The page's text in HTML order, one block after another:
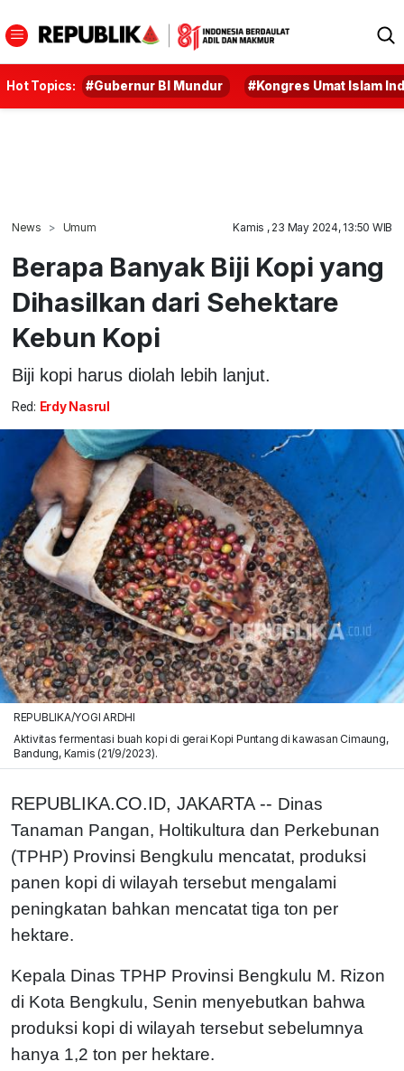
Hot Topics: #Gubernur BI Mundur #Kongres Umat Islam
News Umum Kamis , 23 May 2024, 13:50 WIB
Berapa Banyak Biji Kopi yang
Dihasilkan dari Sehektare
Kebun Kopi
Biji kopi harus diolah lebih lanjut.
Red: Erdy Nasrul
REPUBLIKA/YOGI ARDHI
Aktivitas fermentasi buah kopi di gerai Kopi Puntang di kawasan Cimaung,
Bandung, Kamis (21/9/2023).
REPUBLIKA.CO.ID, JAKARTA -- Dinas
Tanaman Pangan, Holtikultura dan Perkebunan
(TPHP) Provinsi Bengkulu mencatat, produksi
panen kopi di wilayah tersebut mengalami
peningkatan bahkan mencatat tiga ton per
hektare.
Kepala Dinas TPHP Provinsi Bengkulu M. Rizon
di Kota Bengkulu, Senin menyebutkan bahwa
produksi kopi di wilayah tersebut sebelumnya
hanya 1,2 ton per hektare.